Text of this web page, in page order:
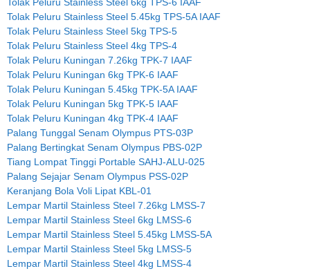
Tolak Peluru Stainless Steel 5.45kg TPS-5A IAAF
Tolak Peluru Stainless Steel 5kg TPS-5
Tolak Peluru Stainless Steel 4kg TPS-4
Tolak Peluru Kuningan 7.26kg TPK-7 IAAF
Tolak Peluru Kuningan 6kg TPK-6 IAAF
Tolak Peluru Kuningan 5.45kg TPK-5A IAAF
Tolak Peluru Kuningan 5kg TPK-5 IAAF
Tolak Peluru Kuningan 4kg TPK-4 IAAF
Palang Tunggal Senam Olympus PTS-03P
Palang Bertingkat Senam Olympus PBS-02P
Tiang Lompat Tinggi Portable SAHJ-ALU-025
Palang Sejajar Senam Olympus PSS-02P
Keranjang Bola Voli Lipat KBL-01
Lempar Martil Stainless Steel 7.26kg LMSS-7
Lempar Martil Stainless Steel 6kg LMSS-6
Lempar Martil Stainless Steel 5.45kg LMSS-5A
Lempar Martil Stainless Steel 5kg LMSS-5
Lempar Martil Stainless Steel 4kg LMSS-4